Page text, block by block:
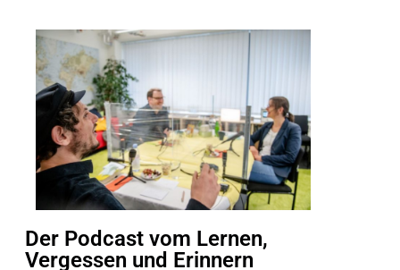
Der Podcast vom Lernen,
Vergessen und Erinnern